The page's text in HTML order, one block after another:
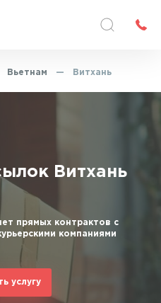
Вьетнам — Витхань
Витхань
прямых контрактов с
компаниями
услугу